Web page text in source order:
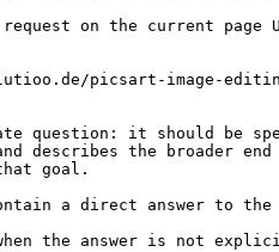
request on the current
picsart-image-
question: it should be
describes the broader
goal.
a direct answer to the
when the answer is not